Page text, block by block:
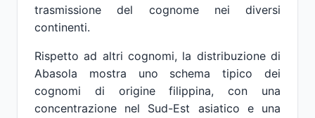
trasmissione del cognome nei diversi
continenti.
Rispetto ad altri cognomi, la distribuzione di
Abasola mostra uno schema tipico dei
cognomi di origine filippina, con una
concentrazione nel Sud-Est asiatico e una